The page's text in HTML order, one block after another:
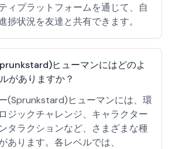
ィプラットフォームを通じて、自
捗状況を友達と共有できます。
ヒューマンにはどのよ
がありますか？
(Sprunkstard)ヒューマンには、環
ジックチャレンジ、キャラクター
タラクションなど、さまざまな種
あります。各レベルでは、